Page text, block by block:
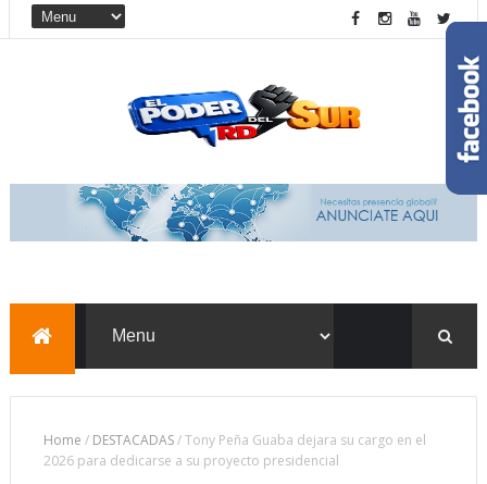
Home / DESTACADAS/Tony Peña Guaba dejara su cargo en el
2026 para dedicarse a su proyecto presidencial